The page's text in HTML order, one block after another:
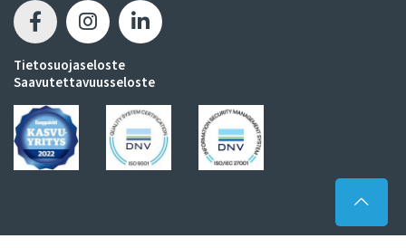
Tietosuojaseloste
Saavutettavuusseloste